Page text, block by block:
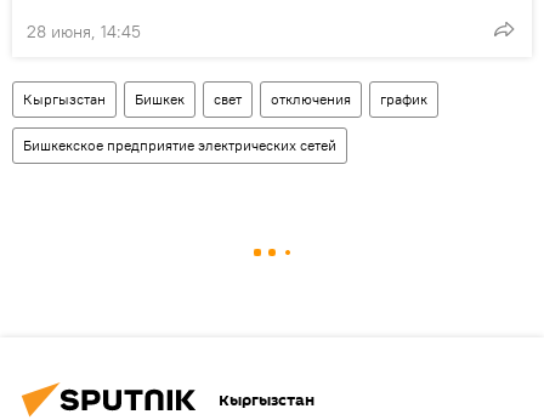
28 июня, 14:45
Кыргызстан Бишкек свет отключения график
Бишкекское предприятие электрических сетей
Кыргызстан